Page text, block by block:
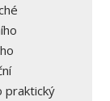
praktický